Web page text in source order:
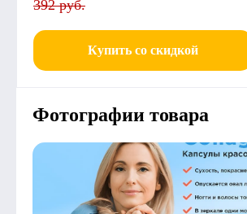
392 руб.
Купить со скидкой
Фотографии товара